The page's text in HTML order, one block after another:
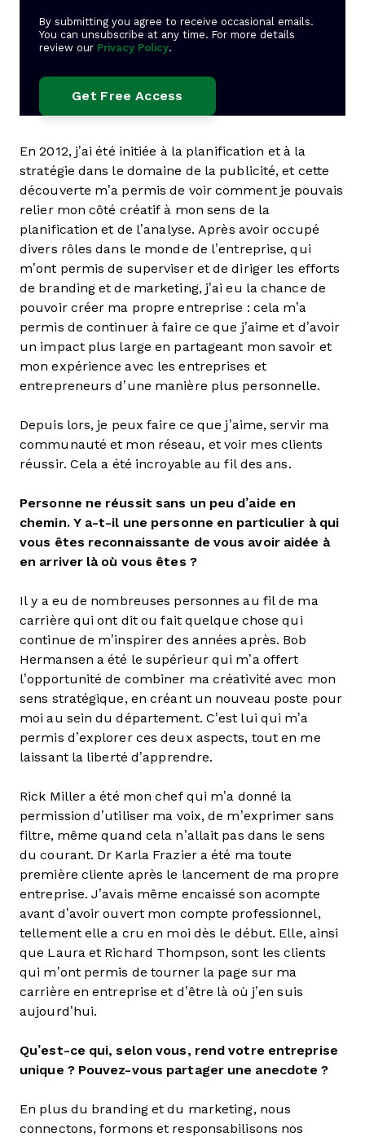
By submitting you agree to receive occasional emails.
You can unsubscribe at any time. For more details
review our Privacy Policy.
En 2012, j’ai été initiée à la planification et à la
stratégie dans le domaine de la publicité, et cette
découverte m’a permis de voir comment je pouvais
relier mon côté créatif à mon sens de la
planification et de l’analyse. Après avoir occupé
divers rôles dans le monde de l’entreprise, qui
m’ont permis de superviser et de diriger les efforts
de branding et de marketing, j’ai eu la chance de
pouvoir créer ma propre entreprise : cela m’a
permis de continuer à faire ce que j’aime et d’avoir
un impact plus large en partageant mon savoir et
mon expérience avec les entreprises et
entrepreneurs d’une manière plus personnelle.
Depuis lors, je peux faire ce que j’aime, servir ma
communauté et mon réseau, et voir mes clients
réussir. Cela a été incroyable au fil des ans.
Personne ne réussit sans un peu d’aide en
chemin. Y a-t-il une personne en particulier à qui
vous êtes reconnaissante de vous avoir aidée à
en arriver là où vous êtes ?
Il y a eu de nombreuses personnes au fil de ma
carrière qui ont dit ou fait quelque chose qui
continue de m’inspirer des années après. Bob
Hermansen a été le supérieur qui m’a offert
l’opportunité de combiner ma créativité avec mon
sens stratégique, en créant un nouveau poste pour
moi au sein du département. C’est lui qui m’a
permis d’explorer ces deux aspects, tout en me
laissant la liberté d’apprendre.
Rick Miller a été mon chef qui m’a donné la
permission d’utiliser ma voix, de m’exprimer sans
filtre, même quand cela n’allait pas dans le sens
du courant. Dr Karla Frazier a été ma toute
première cliente après le lancement de ma propre
entreprise. J’avais même encaissé son acompte
avant d’avoir ouvert mon compte professionnel,
tellement elle a cru en moi dès le début. Elle, ainsi
que Laura et Richard Thompson, sont les clients
qui m’ont permis de tourner la page sur ma
carrière en entreprise et d’être là où j’en suis
aujourd’hui.
Qu’est-ce qui, selon vous, rend votre entreprise
unique ? Pouvez-vous partager une anecdote ?
En plus du branding et du marketing, nous
connectons, formons et responsabilisons nos